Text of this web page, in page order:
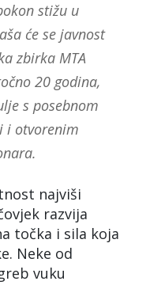
stižu u
će se javnost
zbirka MTA
20 godina,
s posebnom
i otvorenim
najviši
razvija
točka i sila koja
Neke od
vuku